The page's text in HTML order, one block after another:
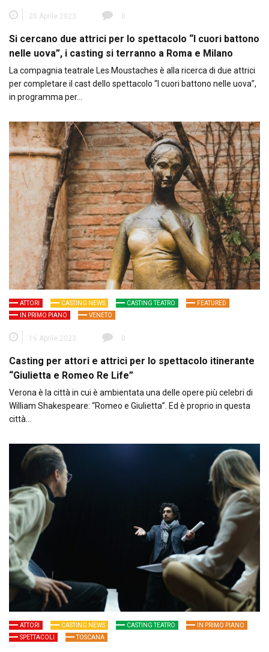
20 Aprile 2023 0
Si cercano due attrici per lo spettacolo “I cuori battono
nelle uova”, i casting si terranno a Roma e Milano
La compagnia teatrale Les Moustaches è alla ricerca di due attrici
per completare il cast dello spettacolo “I cuori battono nelle uova”,
in programma per…
ATTORI CASTING NEWS CASTING TEATRO
FEATURED
IN PRIMO PIANO
VENETO
16 Aprile 2023 0
Casting per attori e attrici per lo spettacolo itinerante
“Giulietta e Romeo Re Life”
Verona è la città in cui è ambientata una delle opere più celebri di
William Shakespeare: “Romeo e Giulietta”. Ed è proprio in questa
città…
ATTORI CASTING NEWS CASTING TEATRO
IN PRIMO PIANO
SPETTACOLI
TOSCANA